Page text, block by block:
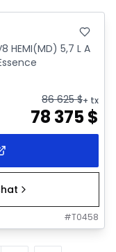
HEMI(MD) 5,7 L A
86 625$+ tx
78 375$
#T0458